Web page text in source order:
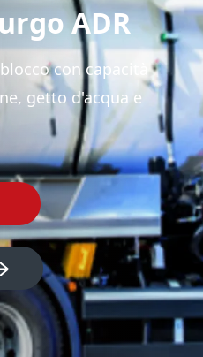
ADR
con capacità
getto d'acqua e